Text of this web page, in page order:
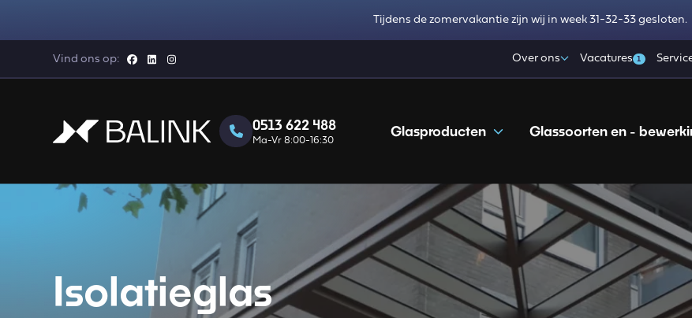
Tijdens de zomervakantie zijn wij in week 31-32-33 gesloten.
Vind ons op: Over ons Vacatures 1
0513 622 488
Ma-Vr 8:00-16:30
Glasproducten Glassoorten en -
Isolatieglas